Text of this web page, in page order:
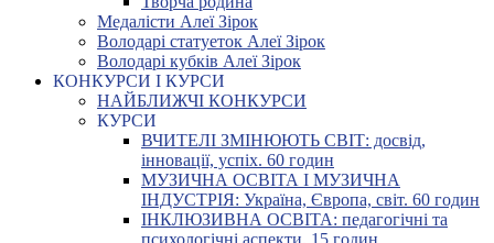
Медалісти Алеї Зірок
Володарі статуеток Алеї Зірок
Володарі кубків Алеї Зірок
КОНКУРСИ І КУРСИ
НАЙБЛИЖЧІ КОНКУРСИ
КУРСИ
ВЧИТЕЛІ ЗМІНЮЮТЬ СВІТ: досвід,
інновації, успіх. 60 годин
МУЗИЧНА ОСВІТА І МУЗИЧНА
ІНДУСТРІЯ: Україна, Європа, світ. 60 годин
ІНКЛЮЗИВНА ОСВІТА: педагогічні та
психологічні аспекти. 15 годин